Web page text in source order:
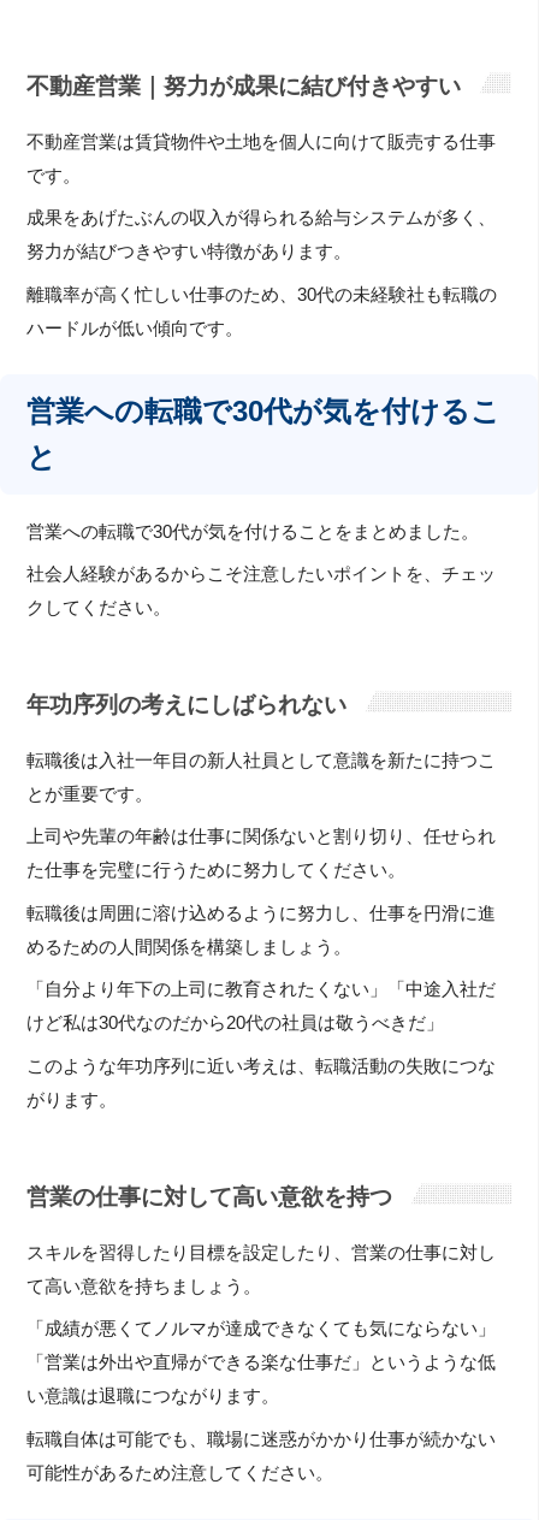
不動産営業｜努力が成果に結び付きやすい
不動産営業は賃貸物件や土地を個人に向けて販売する仕事
です。
成果をあげたぶんの収入が得られる給与システムが多く、
努力が結びつきやすい特徴があります。
離職率が高く忙しい仕事のため、30代の未経験社も転職の
ハードルが低い傾向です。
営業への転職で30代が気を付けるこ
と
営業への転職で30代が気を付けることをまとめました。
社会人経験があるからこそ注意したいポイントを、チェッ
クしてください。
年功序列の考えにしばられない
転職後は入社一年目の新人社員として意識を新たに持つこ
とが重要です。
上司や先輩の年齢は仕事に関係ないと割り切り、任せられ
た仕事を完璧に行うために努力してください。
転職後は周囲に溶け込めるように努力し、仕事を円滑に進
めるための人間関係を構築しましょう。
「自分より年下の上司に教育されたくない」「中途入社だ
けど私は30代なのだから20代の社員は敬うべきだ」
このような年功序列に近い考えは、転職活動の失敗につな
がります。
営業の仕事に対して高い意欲を持つ
スキルを習得したり目標を設定したり、営業の仕事に対し
て高い意欲を持ちましょう。
「成績が悪くてノルマが達成できなくても気にならない」
「営業は外出や直帰ができる楽な仕事だ」というような低
い意識は退職につながります。
転職自体は可能でも、職場に迷惑がかかり仕事が続かない
可能性があるため注意してください。